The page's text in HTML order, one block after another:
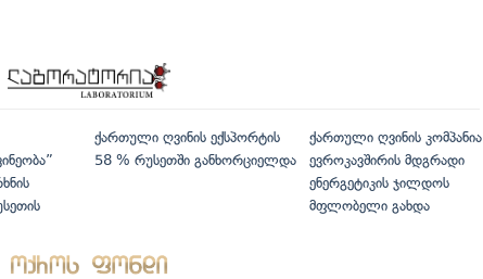
ქართული ღვინის ექსპორტის
58 % რუსეთში განხორციელდა
ქართული ღვინის კომპანია
ევროკავშირის მდგრადი
ენერგეტიკის ჯილდოს
მფლობელი გახდა